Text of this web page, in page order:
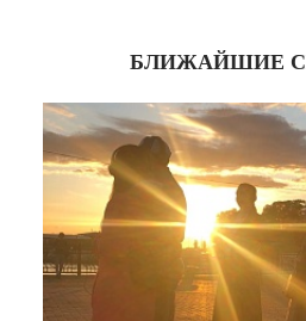
БЛИЖАЙШИЕ